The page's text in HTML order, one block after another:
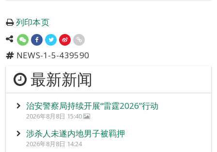
列印本页
NEWS-1-5-439590
最新新闻
治安警察局持续开展“雷霆2026”行动
2026年8月8日 15:40
涉杀人未遂内地男子被羁押
2026年8月8日 14:24